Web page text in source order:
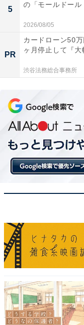
5
の「モールドール
2026/08/05
PR
カードローン50
ヶ月停止して『大
渋谷法務総合事務所